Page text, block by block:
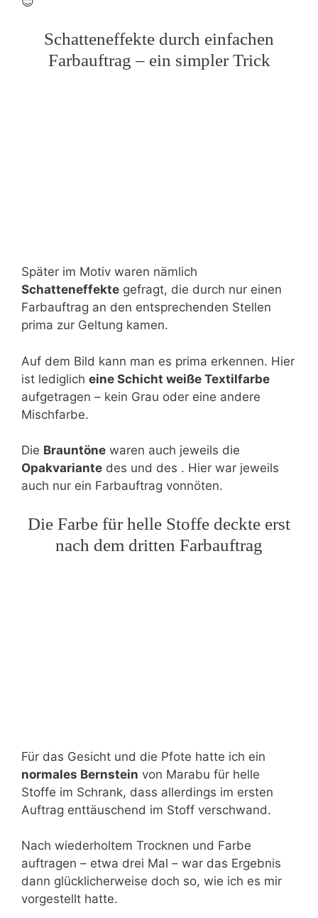
Schatteneffekte durch einfachen
Farbauftrag – ein simpler Trick
Später im Motiv waren nämlich
Schatteneffekte gefragt, die durch nur einen
Farbauftrag an den entsprechenden Stellen
prima zur Geltung kamen.
Auf dem Bild kann man es prima erkennen. Hier
ist lediglich eine Schicht weiße Textilfarbe
aufgetragen – kein Grau oder eine andere
Mischfarbe.
Die Brauntöne waren auch jeweils die
Opakvariante des und des . Hier war jeweils
auch nur ein Farbauftrag vonnöten.
Die Farbe für helle Stoffe deckte erst
nach dem dritten Farbauftrag
Für das Gesicht und die Pfote hatte ich ein
normales Bernstein von Marabu für helle
Stoffe im Schrank, dass allerdings im ersten
Auftrag enttäuschend im Stoff verschwand.
Nach wiederholtem Trocknen und Farbe
auftragen – etwa drei Mal – war das Ergebnis
dann glücklicherweise doch so, wie ich es mir
vorgestellt hatte.